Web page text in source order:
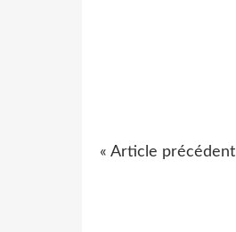
« Article précédent